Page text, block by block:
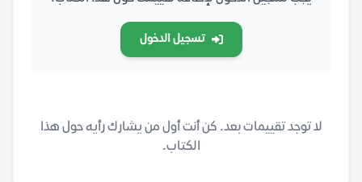
تسجيل الدخول
لا توجد تقييمات بعد. كن أنت أول من يشارك رأيه حول هذا
الكتاب.